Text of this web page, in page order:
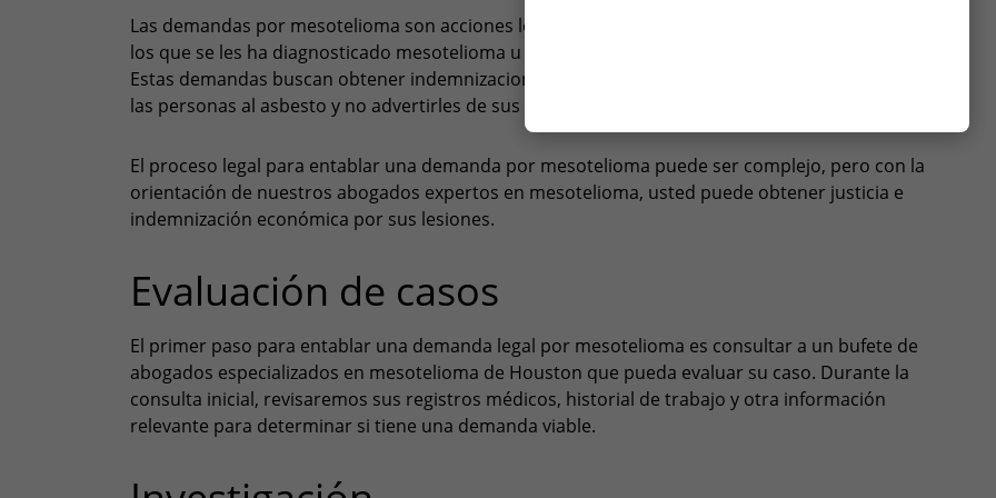
Las demandas por mesotelioma son acciones legales interpuestas por personas o familiares a
los que se les ha diagnosticado mesotelioma u otras enfermedades relacionadas con el asbesto.
Estas demandas buscan obtener indemnizaciones de las empresas responsables de exponer a
las personas al asbesto y no advertirles de sus peligros.
El proceso legal para entablar una demanda por mesotelioma puede ser complejo, pero con la
orientación de nuestros abogados expertos en mesotelioma, usted puede obtener justicia e
indemnización económica por sus lesiones.
Evaluación de casos
El primer paso para entablar una demanda legal por mesotelioma es consultar a un bufete de
abogados especializados en mesotelioma de Houston que pueda evaluar su caso. Durante la
consulta inicial, revisaremos sus registros médicos, historial de trabajo y otra información
relevante para determinar si tiene una demanda viable.